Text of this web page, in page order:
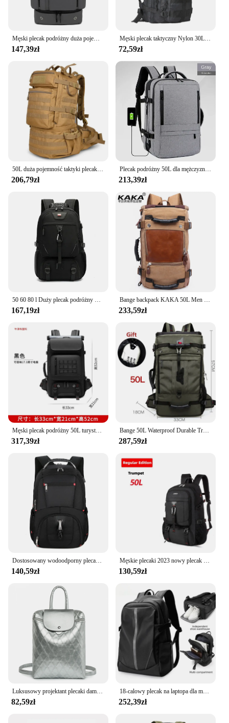
147,39zł
Męski plecak taktyczny Nylon 30L/50L 3P Softback Outdoor Rucksack Hiking Camping Hunting Bags
72,59zł
206,79zł
Plecak podróżny 50L dla mężczyzn Torba na laptopa Bagaż Męskie torby o dużej pojemności Biznesowe wielofunkcyjne plecaki z możliwością rozbudowy
213,39zł
167,19zł 233,59zł
317,39zł
Bange 50L Waterproof Durable Travel Backpack Men Women Multifunction 17.3 Laptop Backpacks Male outdoor Luggage Bag mochilas
287,59zł
Dostosowany wodoodporny plecak podróżny o dużej pojemności 50 litrów do męskiego plecaka biznesowego z logo firmy
140,59zł
Męskie plecaki 2023 nowy plecak podróżny męskie alpinizmu na świeżym powietrzu torba na bagaż 50L/60L/65L/80L plecak dla mężczyzn
130,59zł
Luksusowy projektant plecaki damskie plecaki szkolne damskie srebrne wysokiej jakości miękkie skórzane dziewczęce jeden plecaki na ramię 50
82,59zł
18-calowy plecak na laptopa dla mężczyzn Plecak podróżny o dużej pojemności 50L z przegrodą na buty Wodoodporna torba podróżna Mochila
252,39zł